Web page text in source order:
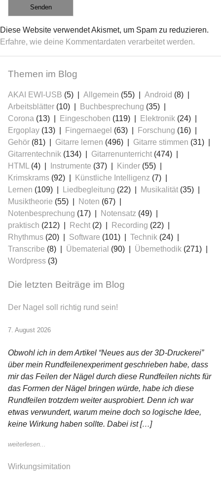
Diese Website verwendet Akismet, um Spam zu reduzieren.
Erfahre, wie deine Kommentardaten verarbeitet werden.
Themen im Blog
AKAI EWI-USB (5) Allgemein (55) Android (8)
Arbeitsblätter (10) Buchbesprechung (35)
Corona (13) Eingeschoben (119) Elektronik (24)
Ergoplay (13) Fingernaegel (63) Forschung (16)
Gehör (81) Gitarre lernen (496) Gitarre stimmen (31)
Gitarrentechnik (134) Gitarrenunterricht(474)
HTML(4) Instrumente (37) Kinder (55)
Krimskrams (92) Künstliche Intelligenz (7)
Lernen (109) Liedbegleitung (22) Musikalität(35)
Musiktheorie (55) Noten (67)
Notenbesprechung (17) Notensatz (49)
praktisch (212) Recht(2) Recording (22)
Rhythmus (20) Software (101) Technik (24)
Transcribe (8) Übematerial (90) Übemethodik (271)
Wordpress (3)
Die letzten Beiträge im Blog
Der Nagel soll richtig rund sein!
7. August 2026
Obwohl ich in dem Artikel “Neues aus der 3D-Druckerei”
über mein Rundfeilenexperiment geschrieben habe, dass
mir das Feilen der Nägel durch diese Rundfeilen nichts für
das Formen der Nägel bringen würde, habe ich diese
Rundfeilen trotzdem weiter ausprobiert. Denn ich war
etwas verwundert, warum meine doch so logische Idee,
keine Wirkung haben sollte. Dabei ist […]
weiterlesen...
Wirkungsimitation